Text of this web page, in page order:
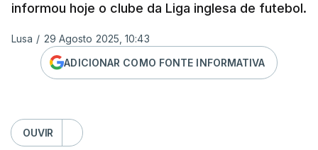
informou hoje o clube da Liga inglesa de futebol.
Lusa / 29 Agosto 2025, 10:43
ADICIONAR COMO FONTE INFORMATIVA
OUVIR